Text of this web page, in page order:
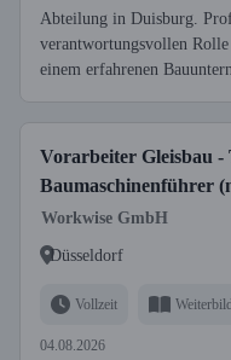
Abteilung in Duisburg.
verantwortungsvollen
einem erfahrenen
Vorarbeiter Gleisbau -
Baumaschinenführer
Workwise GmbH
Düsseldorf
Vollzeit
04.08.2026